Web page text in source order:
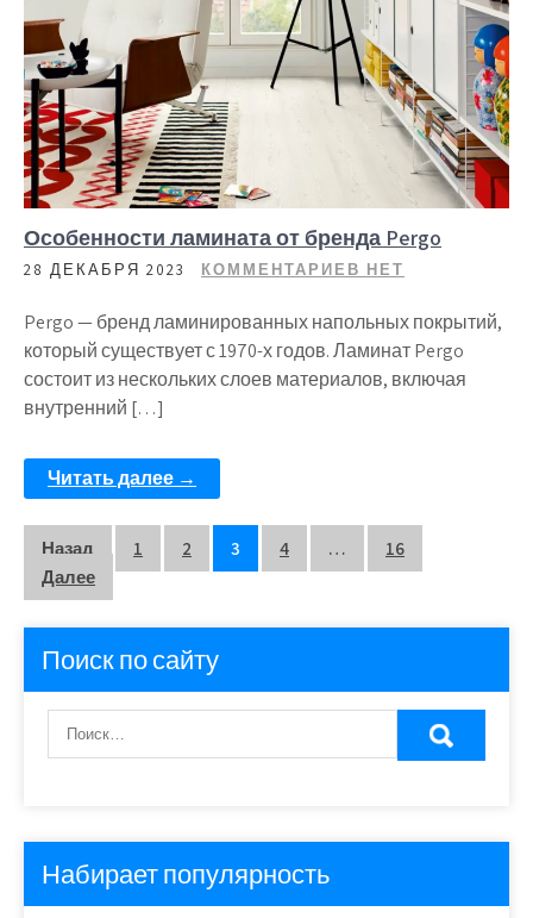
Особенности ламината от бренда Pergo
28 ДЕКАБРЯ 2023 КОММЕНТАРИЕВ НЕТ
Pergo — бренд ламинированных напольных покрытий,
который существует с 1970-х годов. Ламинат Pergo
состоит из нескольких слоев материалов, включая
внутренний […]
Читать далее →
Пагинация
записей
Назад 1 2 3 4 …
16
Далее
Поиск по сайту
Набирает популярность